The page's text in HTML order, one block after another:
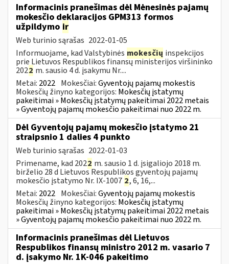
Informacinis pranešimas dėl Mėnesinės pajamų
mokesčio deklaracijos GPM313 formos
užpildymo ir
Web turinio sąrašas 2022-01-05
Informuojame, kad Valstybinės mokesčių inspekcijos
prie Lietuvos Respublikos finansų ministerijos viršininko
2022 m. sausio 4 d. įsakymu Nr....
Metai: 2022 Mokesčiai:Gyventojų pajamų mokestis
Mokesčių žinyno kategorijos: Mokesčių įstatymų
pakeitimai » Mokesčių įstatymų pakeitimai 2022 metais
» Gyventojų pajamų mokesčio pakeitimai nuo 2022 m.
Dėl Gyventojų pajamų mokesčio įstatymo 21
straipsnio 1 dalies 4 punkto
Web turinio sąrašas 2022-01-03
Primename, kad 2022 m. sausio 1 d. įsigaliojo 2018 m.
birželio 28 d Lietuvos Respublikos gyventojų pajamų
mokesčio įstatymo Nr. IX-1007 2, 6, 16,...
Metai: 2022 Mokesčiai:Gyventojų pajamų mokestis
Mokesčių žinyno kategorijos: Mokesčių įstatymų
pakeitimai » Mokesčių įstatymų pakeitimai 2022 metais
» Gyventojų pajamų mokesčio pakeitimai nuo 2022 m.
Informacinis pranešimas dėl Lietuvos
Respublikos finansų ministro 2012 m. vasario 7
d. įsakymo Nr. 1K-046 pakeitimo